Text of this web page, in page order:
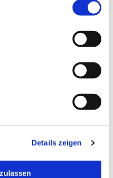
Details zeigen